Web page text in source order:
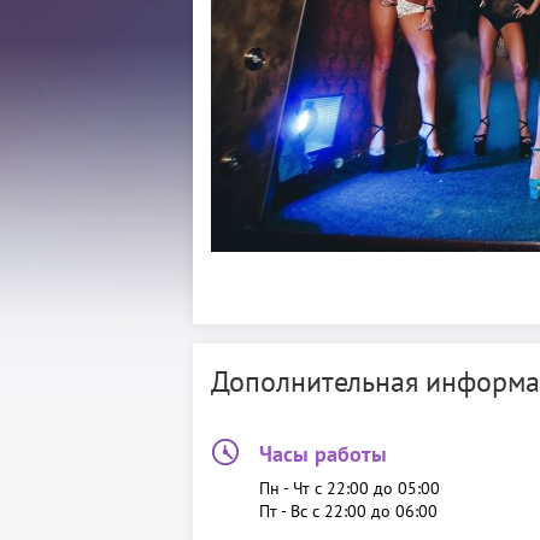
Дополнительная
Часы работы
Пн - Чт c 22:00 до 05:00
Пт - Вс c 22:00 до 06:00